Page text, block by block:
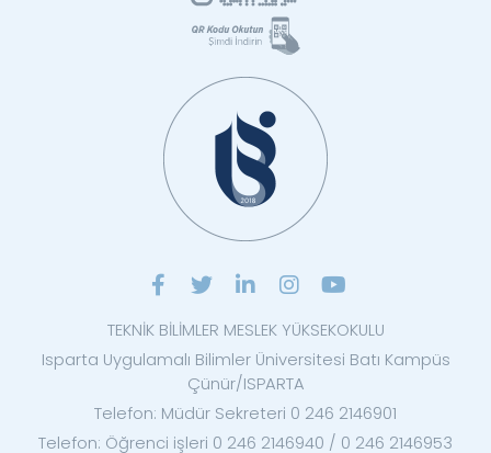
TEKNİK BİLİMLER MESLEK YÜKSEKOKULU
Isparta Uygulamalı Bilimler Üniversitesi Batı Kampüs
Çünür/ISPARTA
Telefon: Müdür Sekreteri 0 246 2146901
Telefon: Öğrenci işleri 0 246 2146940 / 0 246 2146953